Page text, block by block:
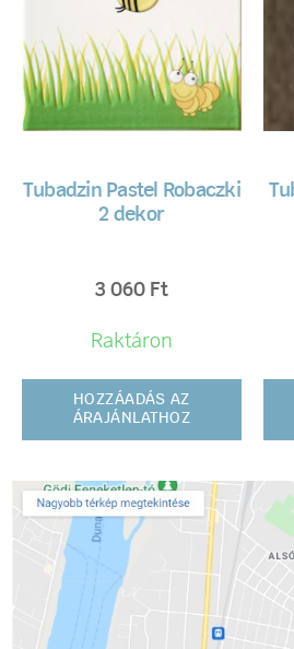
Tubadzin Pastel Robaczki
2 dekor
3 060 Ft
Raktáron
HOZZÁADÁS AZ
ÁRAJÁNLATHOZ